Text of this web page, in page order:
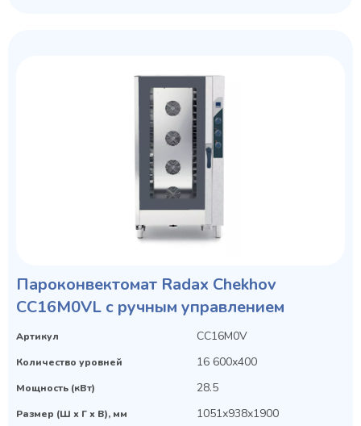
Пароконвектомат Radax Chekhov
CC16M0VL с ручным управлением
Артикул CC16M0V
Количество уровней 16 600х400
Мощность (кВт) 28.5
Размер (Ш х Г х В), мм 1051х938х1900